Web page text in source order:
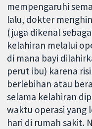
mempengaruhi
lalu, dokter
(juga dikenal
kelahiran melalui
di mana bayi
perut ibu) karena
berlebihan atau
selama kelahiran
waktu operasi yang
hari di rumah sakit.